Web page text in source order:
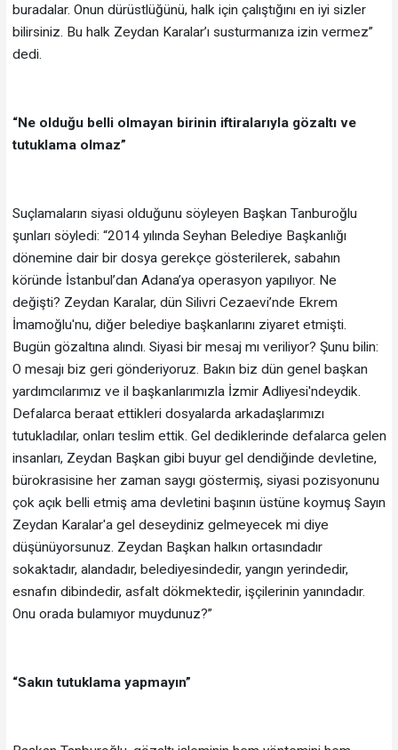
buradalar. Onun dürüstlüğünü, halk için çalıştığını en iyi sizler
bilirsiniz. Bu halk Zeydan Karalar’ı susturmanıza izin vermez”
dedi.
“Ne olduğu belli olmayan birinin iftiralarıyla gözaltı ve
tutuklama olmaz”
Suçlamaların siyasi olduğunu söyleyen Başkan Tanburoğlu
şunları söyledi: “2014 yılında Seyhan Belediye Başkanlığı
dönemine dair bir dosya gerekçe gösterilerek, sabahın
köründe İstanbul’dan Adana’ya operasyon yapılıyor. Ne
değişti? Zeydan Karalar, dün Silivri Cezaevi’nde Ekrem
İmamoğlu'nu, diğer belediye başkanlarını ziyaret etmişti.
Bugün gözaltına alındı. Siyasi bir mesaj mı veriliyor? Şunu bilin:
O mesajı biz geri gönderiyoruz. Bakın biz dün genel başkan
yardımcılarımız ve il başkanlarımızla İzmir Adliyesi'ndeydik.
Defalarca beraat ettikleri dosyalarda arkadaşlarımızı
tutukladılar, onları teslim ettik. Gel dediklerinde defalarca gelen
insanları, Zeydan Başkan gibi buyur gel dendiğinde devletine,
bürokrasisine her zaman saygı göstermiş, siyasi pozisyonunu
çok açık belli etmiş ama devletini başının üstüne koymuş Sayın
Zeydan Karalar'a gel deseydiniz gelmeyecek mi diye
düşünüyorsunuz. Zeydan Başkan halkın ortasındadır
sokaktadır, alandadır, belediyesindedir, yangın yerindedir,
esnafın dibindedir, asfalt dökmektedir, işçilerinin yanındadır.
Onu orada bulamıyor muydunuz?”
“Sakın tutuklama yapmayın”